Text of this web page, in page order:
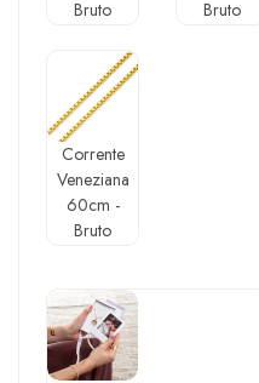
Bruto
Bruto
Corrente
Veneziana
60cm -
Bruto